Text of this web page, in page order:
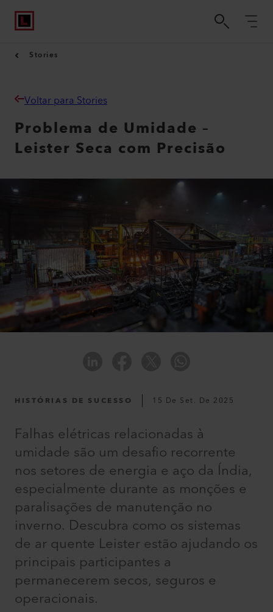
Stories
Voltar para Stories
Problema de Umidade –
Leister Seca com Precisão
HISTÓRIAS DE SUCESSO 15 De Set. De 2025
Falhas elétricas relacionadas à
umidade são um desafio recorrente
nos setores de energia e aço da Índia,
especialmente durante as monções e
paralisações de manutenção no
inverno. Descubra como os sistemas
de ar quente Leister estão ajudando os
principais participantes a
permanecerem secos, seguros e
operacionais.